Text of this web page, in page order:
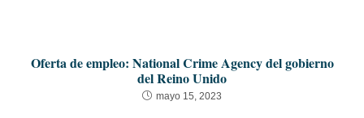
Oferta de empleo: National Crime Agency del gobierno
del Reino Unido
mayo 15, 2023